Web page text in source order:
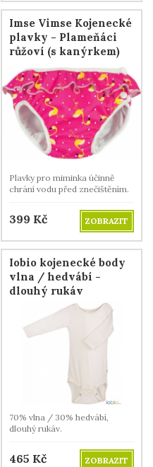
Imse Vimse Kojenecké
plavky - Plameňáci
růžoví (s kanýrkem)
Plavky pro miminka účinně
chrání vodu před znečištěním.
399 Kč ZOBRAZIT
Iobio kojenecké body
vlna / hedvábí -
dlouhý rukáv
70% vlna / 30% hedvábí,
dlouhý rukáv.
465 Kč ZOBRAZIT